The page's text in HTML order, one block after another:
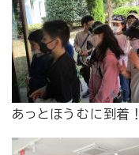
あっとほうむに到着！